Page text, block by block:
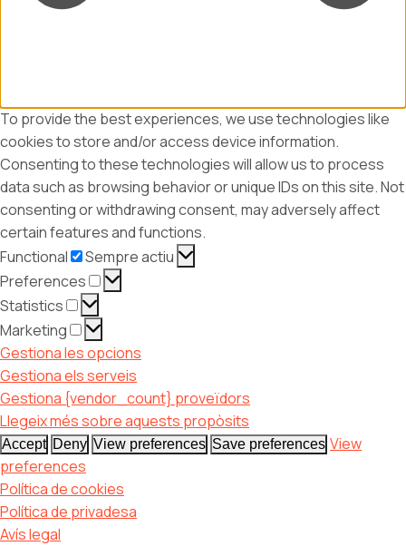
To provide the best experiences, we use technologies like
cookies to store and/or access device information.
Consenting to these technologies will allow us to process
data such as browsing behavior or unique IDs on this site. Not
consenting or withdrawing consent, may adversely affect
certain features and functions.
Functional
Functional
Sempre actiu
Preferences
Preferences
Statistics
Statistics
Marketing
Marketing
Gestiona les opcions
Gestiona els serveis
Gestiona {vendor_count} proveïdors
Llegeix més sobre aquests propòsits
Accept Deny View preferences Save preferences View
preferences
Política de cookies
Política de privadesa
Avís legal